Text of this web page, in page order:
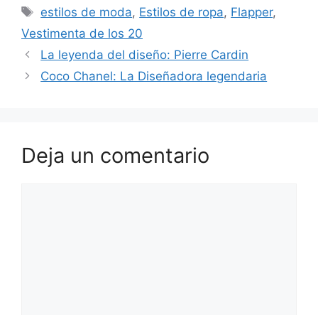
Etiquetas
estilos de moda, Estilos de ropa, Flapper,
Vestimenta de los 20
La leyenda del diseño: Pierre Cardin
Coco Chanel: La Diseñadora legendaria
Deja un comentario